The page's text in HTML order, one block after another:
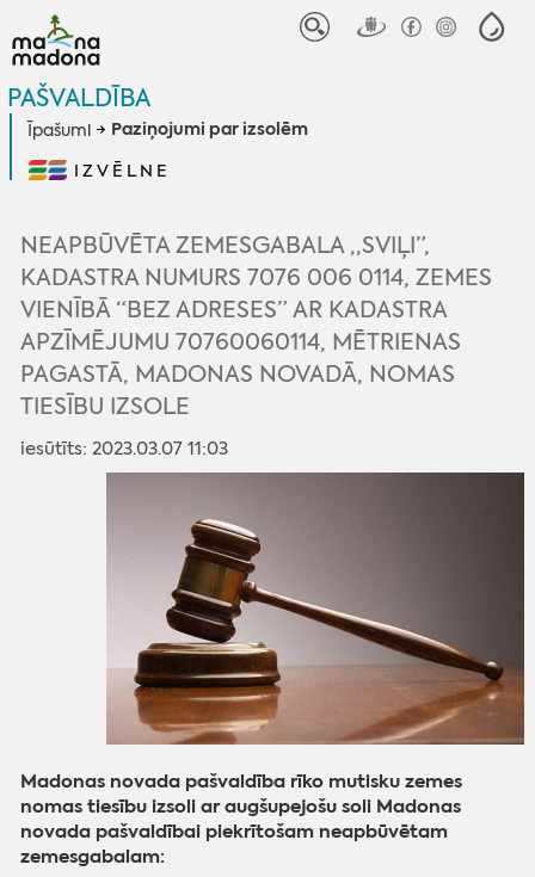
PAŠVALDĪBA
Īpašumi Paziņojumi par izsolēm
IZVĒLNE
NEAPBŪVĒTA ZEMESGABALA ,,SVIĻI”,
KADASTRA NUMURS 7076 006 0114, ZEMES
VIENĪBĀ “BEZ ADRESES” AR KADASTRA
APZĪMĒJUMU 70760060114, MĒTRIENAS
PAGASTĀ, MADONAS NOVADĀ, NOMAS
TIESĪBU IZSOLE
iesūtīts: 2023.03.07 11:03
Madonas novada pašvaldība rīko mutisku zemes
nomas tiesību izsoli ar augšupejošu soli Madonas
novada pašvaldībai piekrītošam neapbūvētam
zemesgabalam: